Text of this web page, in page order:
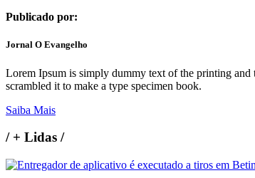
Publicado por:
Jornal O Evangelho
Lorem Ipsum is simply dummy text of the printing and
scrambled it to make a type specimen book.
Saiba Mais
/+ Lidas /